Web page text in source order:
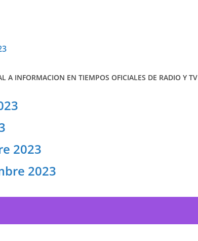
A INFORMACION EN TIEMPOS OFICIALES DE RADIO Y TV
2023
2023